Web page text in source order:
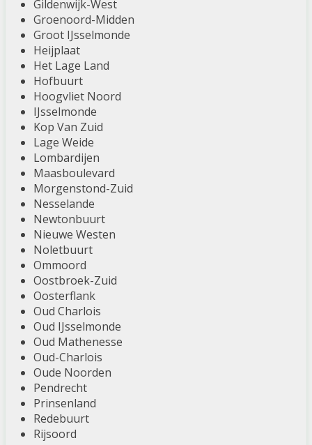
Gildenwijk-West
Groenoord-Midden
Groot IJsselmonde
Heijplaat
Het Lage Land
Hofbuurt
Hoogvliet Noord
IJsselmonde
Kop Van Zuid
Lage Weide
Lombardijen
Maasboulevard
Morgenstond-Zuid
Nesselande
Newtonbuurt
Nieuwe Westen
Noletbuurt
Ommoord
Oostbroek-Zuid
Oosterflank
Oud Charlois
Oud IJsselmonde
Oud Mathenesse
Oud-Charlois
Oude Noorden
Pendrecht
Prinsenland
Redebuurt
Rijsoord